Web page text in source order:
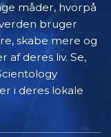
måder, hvorpå
bruger
skabe mere og
af deres liv. Se,
i deres lokale